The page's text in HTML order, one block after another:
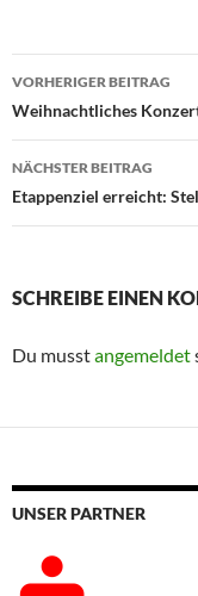
VORHERIGER BEITRAG
Weihnachtliches
NÄCHSTER BEITRAG
Etappenziel erreicht:
SCHREIBE EINEN
Du musstangemeldet
UNSER PARTNER